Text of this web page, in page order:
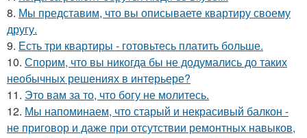
8. Мы представим, что вы описываете квартиру своему
другу.
9. Есть три квартиры - готовьтесь платить больше.
10. Спорим, что вы никогда бы не додумались до таких
необычных решениях в интерьере?
11. Это вам за то, что богу не молитесь.
12. Мы напоминаем, что старый и некрасивый балкон -
не приговор и даже при отсутствии ремонтных навыков,